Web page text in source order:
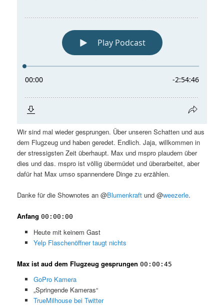
Wir sind mal wieder gesprungen. Über unseren Schatten und aus
dem Flugzeug und haben geredet. Endlich. Jaja, willkommen in
der stressigsten Zeit überhaupt. Max und mspro plaudern über
dies und das. mspro ist völlig übermüdet und überarbeitet, aber
dafür hat Max umso spannendere Dinge zu erzählen.
Danke für die Shownotes an @Blumenkraft und @weezerle.
Anfang00:00:00
Heute mit keinem Gast
Yelp Flaschenöffner taugt nichts
Max ist aud dem Flugzeug gesprungen00:00:45
GoPro Kamera
„Springende Kameras“
TrueMilhouse bei Twitter